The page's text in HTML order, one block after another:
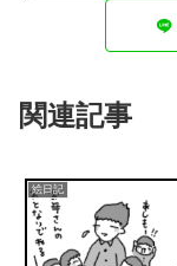
関連記事
絵日記